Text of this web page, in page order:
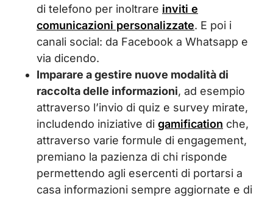
di telefono per inoltrare inviti e
comunicazioni personalizzate. E poi i
canali social: da Facebook a Whatsapp e
via dicendo.
Imparare a gestire nuove modalità di
raccolta delle informazioni, ad esempio
attraverso l’invio di quiz e survey mirate,
includendo iniziative di gamification che,
attraverso varie formule di engagement,
premiano la pazienza di chi risponde
permettendo agli esercenti di portarsi a
casa informazioni sempre aggiornate e di